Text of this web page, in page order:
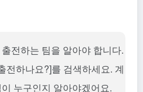
전하는 팀을 알아야 합니다.
전하나요?]를 검색하세요. 계
누구인지 알아야겠어요.